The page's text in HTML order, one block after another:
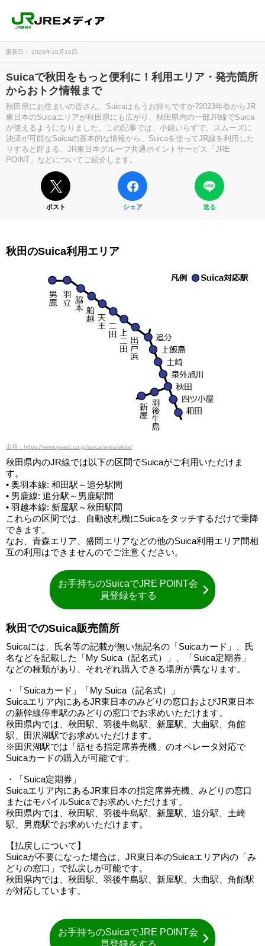
更新日： 2025年10月10日
Suicaで秋田をもっと便利に！利用エリア・発売箇所
からおトク情報まで
秋田県にお住まいの皆さん、Suicaはもうお持ちですか?2023年春からJR
東日本のSuicaエリアが秋田県にも広がり、秋田県内の一部JR線でSuica
が使えるようになりました。この記事では、小銭いらずで、スムーズに
決済が可能なSuicaの基本的な情報から、Suicaを使ってJR線を利用した
りすると貯まる、JR東日本グループ共通ポイントサービス「JRE
POINT」などについてご紹介します。
ポスト シェア 送る
秋田のSuica利用エリア
出典：https://www.jreast.co.jp/suica/area/akita/
秋田県内のJR線では以下の区間でSuicaがご利用いただけま
す。
• 奥羽本線: 和田駅～追分駅間
• 男鹿線: 追分駅～男鹿駅間
• 羽越本線: 新屋駅～秋田駅間
これらの区間では、自動改札機にSuicaをタッチするだけで乗降
できます。
なお、青森エリア、盛岡エリアなどの他のSuica利用エリア間相
互の利用はできませんのでご注意ください。
お手持ちのSuicaでJRE POINT会
員登録をする
秋田でのSuica販売箇所
Suicaには、氏名等の記載が無い無記名の「Suicaカード」、氏
名などを記載した「My Suica（記名式）」、「Suica定期券」
などの種類があり、それぞれ購入できる場所が異なります。
・「Suicaカード」「My Suica（記名式）」
Suicaエリア内にあるJR東日本のみどりの窓口およびJR東日本
の新幹線停車駅のみどりの窓口でお求めいただけます。
秋田県内では、秋田駅、羽後牛島駅、新屋駅、大曲駅、角館
駅、田沢湖駅でお求めいただけます。
※田沢湖駅では「話せる指定席券売機」のオペレータ対応で
Suicaカードの購入が可能です。
・「Suica定期券」
Suicaエリア内にあるJR東日本の指定席券売機、みどりの窓口
またはモバイルSuicaでお求めいただけます。
秋田県内では、秋田駅、羽後牛島駅、新屋駅、追分駅、土崎
駅、男鹿駅でお求めいただけます。
【払戻しについて】
Suicaが不要になった場合は、JR東日本のSuicaエリア内の「み
どりの窓口」で払戻しが可能です。
秋田県内では、秋田駅、羽後牛島駅、新屋駅、大曲駅、角館駅
が対応しています。
お手持ちのSuicaでJRE POINT会